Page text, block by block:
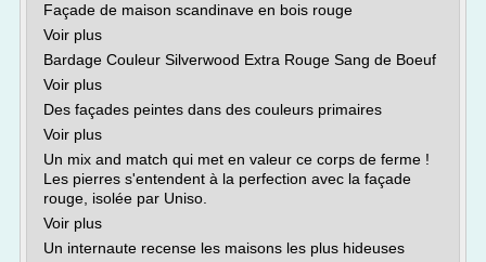
Façade de maison scandinave en bois rouge
Voir plus
Bardage Couleur Silverwood Extra Rouge Sang de Boeuf
Voir plus
Des façades peintes dans des couleurs primaires
Voir plus
Un mix and match qui met en valeur ce corps de ferme !
Les pierres s'entendent à la perfection avec la façade
rouge, isolée par Uniso.
Voir plus
Un internaute recense les maisons les plus hideuses